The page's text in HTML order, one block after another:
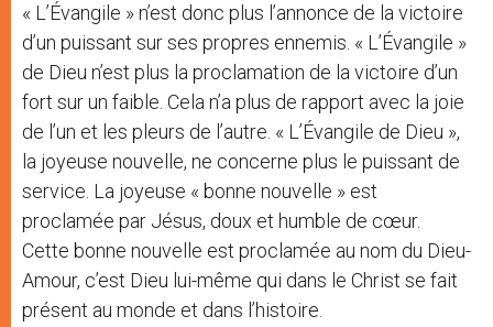
« L’Évangile » n’est donc plus l’annonce de la victoire
d’un puissant sur ses propres ennemis. « L’Évangile »
de Dieu n’est plus la proclamation de la victoire d’un
fort sur un faible. Cela n’a plus de rapport avec la joie
de l’un et les pleurs de l’autre. « L’Évangile de Dieu »,
la joyeuse nouvelle, ne concerne plus le puissant de
service. La joyeuse « bonne nouvelle » est
proclamée par Jésus, doux et humble de cœur.
Cette bonne nouvelle est proclamée au nom du Dieu-
Amour, c’est Dieu lui-même qui dans le Christ se fait
présent au monde et dans l’histoire.